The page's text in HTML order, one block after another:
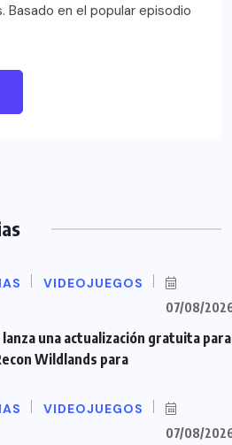
Basado en el popular episodio
VIDEOJUEGOS
07/08/
una actualización gratuita para
Wildlands para
VIDEOJUEGOS
07/08/